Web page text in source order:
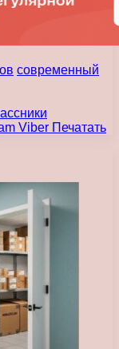
современный
Viber Печатать